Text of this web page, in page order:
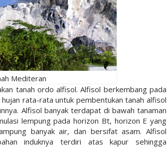
Mediteran
tanah ordo alfisol. Alfisol berkembang pada
rata-rata untuk pembentukan tanah alfisol
Alfisol banyak terdapat di bawah tanaman
lempung pada horizon Bt, horizon E yang
banyak air, dan bersifat asam. Alfisol
induknya terdiri atas kapur sehingga